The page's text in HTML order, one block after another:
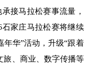
接马拉松赛事流量，
家庄马拉松赛将继续
年华”活动，升级“跟着
旅、商业、数字传播等